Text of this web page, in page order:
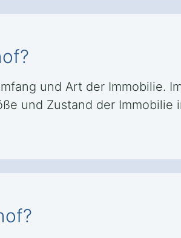
und Art der Immobilie.
und Zustand der Immobilie